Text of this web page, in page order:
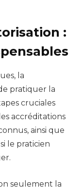
:
la
pratiquer la
cruciales
accréditations
ainsi que
le praticien
seulement la